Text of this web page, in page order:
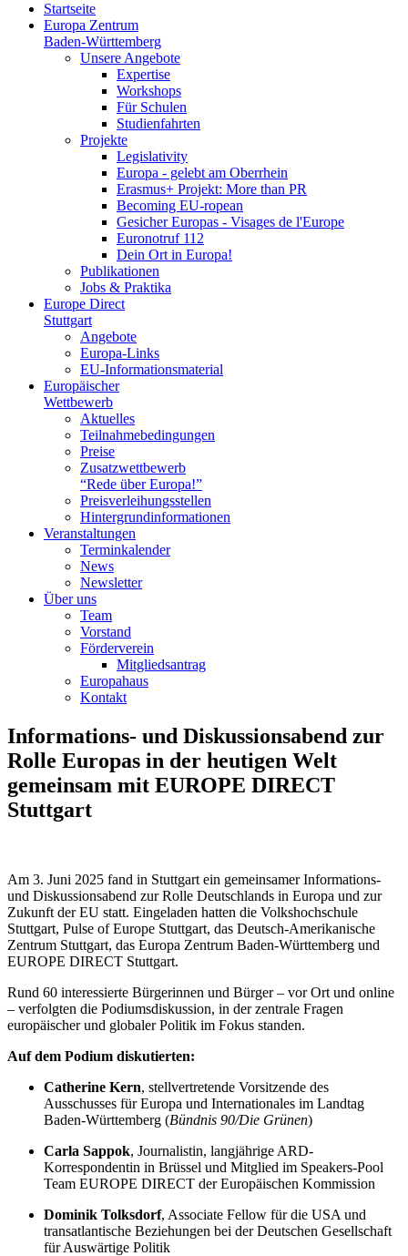
Startseite
Europa Zentrum
Baden-Württemberg
Unsere Angebote
Expertise
Workshops
Für Schulen
Studienfahrten
Projekte
Legislativity
Europa - gelebt am Oberrhein
Erasmus+ Projekt: More than PR
Becoming EU-ropean
Gesicher Europas - Visages de l'Europe
Euronotruf 112
Dein Ort in Europa!
Publikationen
Jobs & Praktika
Europe Direct
Stuttgart
Angebote
Europa-Links
EU-Informationsmaterial
Europäischer
Wettbewerb
Aktuelles
Teilnahme­bedingungen
Preise
Zusatzwettbewerb
“Rede über Europa!”
Preisverleihungsstellen
Hintergrundinformationen
Veranstaltungen
Terminkalender
News
Newsletter
Über uns
Team
Vorstand
Förderverein
Mitgliedsantrag
Europahaus
Kontakt
Informations- und Diskussionsabend zur
Rolle Europas in der heutigen Welt
gemeinsam mit EUROPE DIRECT
Stuttgart
Am 3. Juni 2025 fand in Stuttgart ein gemeinsamer Informations-
und Diskussionsabend zur Rolle Deutschlands in Europa und zur
Zukunft der EU statt. Eingeladen hatten die Volkshochschule
Stuttgart, Pulse of Europe Stuttgart, das Deutsch-Amerikanische
Zentrum Stuttgart, das Europa Zentrum Baden-Württemberg und
EUROPE DIRECT Stuttgart.
Rund 60 interessierte Bürgerinnen und Bürger – vor Ort und online
– verfolgten die Podiumsdiskussion, in der zentrale Fragen
europäischer und globaler Politik im Fokus standen.
Auf dem Podium diskutierten:
Catherine Kern, stellvertretende Vorsitzende des
Ausschusses für Europa und Internationales im Landtag
Baden-Württemberg (Bündnis 90/Die Grünen)
Carla Sappok, Journalistin, langjährige ARD-
Korrespondentin in Brüssel und Mitglied im Speakers-Pool
Team EUROPE DIRECT der Europäischen Kommission
Dominik Tolksdorf, Associate Fellow für die USA und
transatlantische Beziehungen bei der Deutschen Gesellschaft
für Auswärtige Politik